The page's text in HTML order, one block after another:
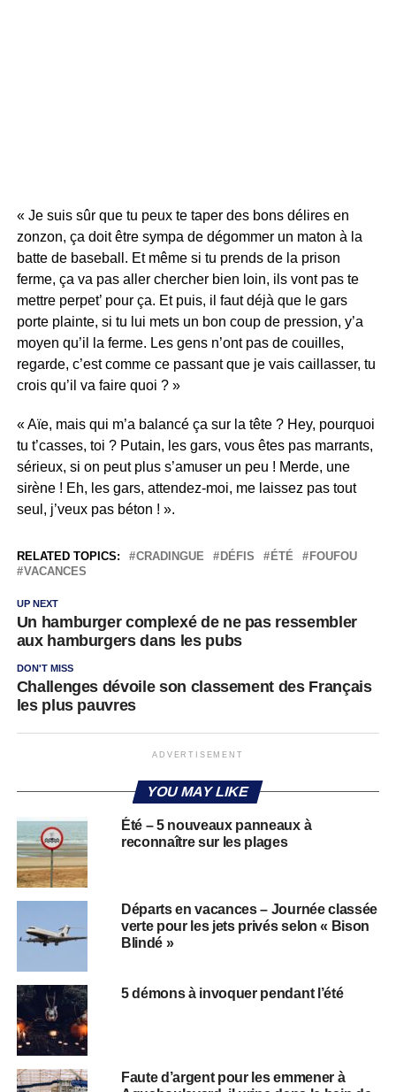
« Je suis sûr que tu peux te taper des bons délires en
zonzon, ça doit être sympa de dégommer un maton à la
batte de baseball. Et même si tu prends de la prison
ferme, ça va pas aller chercher bien loin, ils vont pas te
mettre perpet’ pour ça. Et puis, il faut déjà que le gars
porte plainte, si tu lui mets un bon coup de pression, y’a
moyen qu’il la ferme. Les gens n’ont pas de couilles,
regarde, c’est comme ce passant que je vais caillasser, tu
crois qu’il va faire quoi ? »
« Aïe, mais qui m’a balancé ça sur la tête ? Hey, pourquoi
tu t’casses, toi ? Putain, les gars, vous êtes pas marrants,
sérieux, si on peut plus s’amuser un peu ! Merde, une
sirène ! Eh, les gars, attendez-moi, me laissez pas tout
seul, j’veux pas béton ! ».
RELATED TOPICS: CRADINGUE DÉFIS ÉTÉ
FOUFOU
VACANCES
UP NEXT
Un hamburger complexé de ne pas ressembler
aux hamburgers dans les pubs
DON'T MISS
Challenges dévoile son classement des Français
les plus pauvres
ADVERTISEMENT
YOU MAY LIKE
Été – 5 nouveaux panneaux à
reconnaître sur les plages
Départs en vacances – Journée classée
verte pour les jets privés selon « Bison
Blindé »
5 démons à invoquer pendant l’été
Faute d’argent pour les emmener à